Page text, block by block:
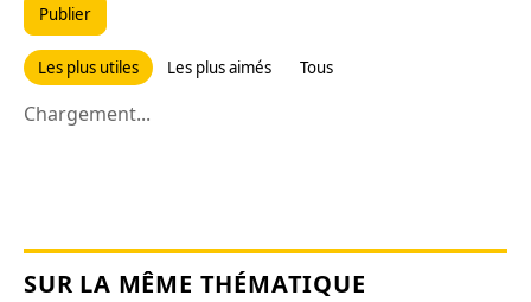
Publier
Les plus utiles Les plus aimés Tous
Chargement...
SUR LA MÊME THÉMATIQUE